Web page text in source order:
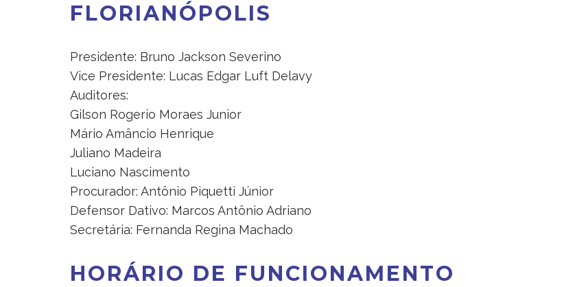
FLORIANÓPOLIS
Presidente: Bruno Jackson Severino
Vice Presidente: Lucas Edgar Luft Delavy
Auditores:
Gilson Rogerio Moraes Junior
Mário Amâncio Henrique
Juliano Madeira
Luciano Nascimento
Procurador: Antônio Piquetti Júnior
Defensor Dativo: Marcos Antônio Adriano
Secretária: Fernanda Regina Machado
HORÁRIO DE FUNCIONAMENTO